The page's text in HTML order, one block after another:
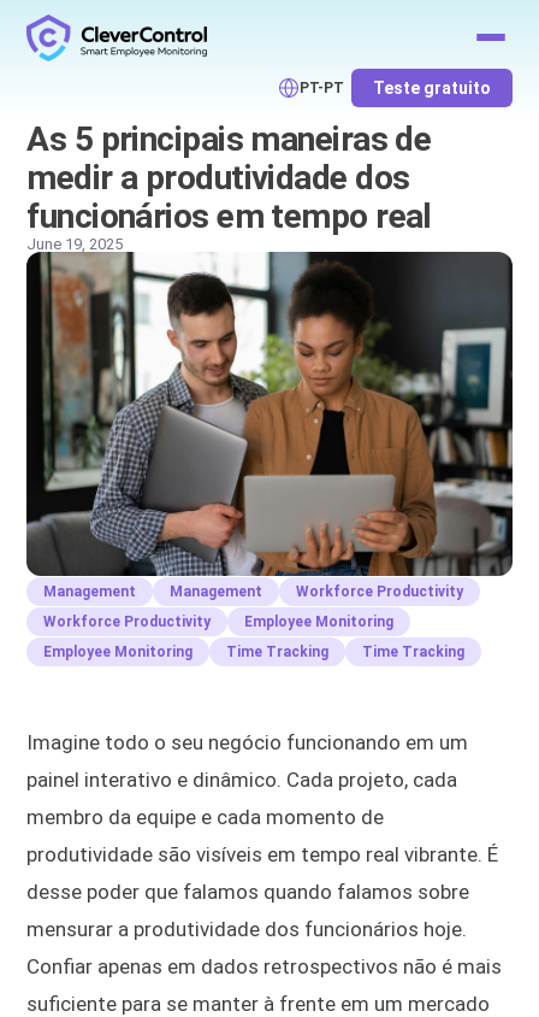
PT-PT Teste gratuito
As 5 principais maneiras de
medir a produtividade dos
funcionários em tempo real
June 19, 2025
Management Management
Workforce Productivity
Workforce Productivity
Employee Monitoring
Employee Monitoring
Time Tracking Time Tracking
Imagine todo o seu negócio funcionando em um
painel interativo e dinâmico. Cada projeto, cada
membro da equipe e cada momento de
produtividade são visíveis em tempo real vibrante. É
desse poder que falamos quando falamos sobre
mensurar a produtividade dos funcionários hoje.
Confiar apenas em dados retrospectivos não é mais
suficiente para se manter à frente em um mercado